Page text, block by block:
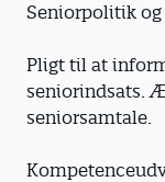
Seniorpolitik
Pligt til at
seniorindsats.
seniorsamtale.